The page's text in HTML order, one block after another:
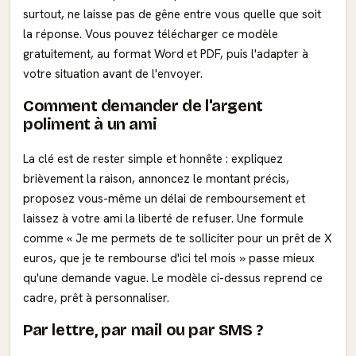
surtout, ne laisse pas de gêne entre vous quelle que soit
la réponse. Vous pouvez télécharger ce modèle
gratuitement, au format Word et PDF, puis l'adapter à
votre situation avant de l'envoyer.
Comment demander de l'argent
poliment à un ami
La clé est de rester simple et honnête : expliquez
brièvement la raison, annoncez le montant précis,
proposez vous-même un délai de remboursement et
laissez à votre ami la liberté de refuser. Une formule
comme « Je me permets de te solliciter pour un prêt de X
euros, que je te rembourse d'ici tel mois » passe mieux
qu'une demande vague. Le modèle ci-dessus reprend ce
cadre, prêt à personnaliser.
Par lettre, par mail ou par SMS ?